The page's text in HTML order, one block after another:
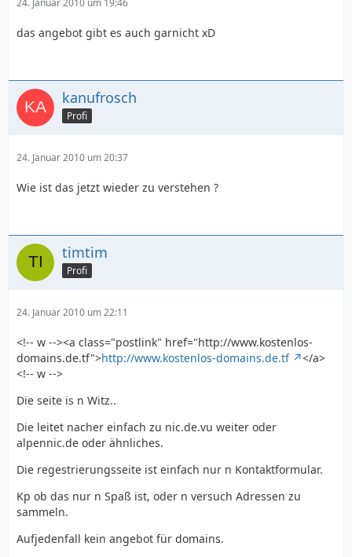
24. Januar 2010 um 19:46
das angebot gibt es auch garnicht xD
kanufrosch
Profi
24. Januar 2010 um 20:37
Wie ist das jetzt wieder zu verstehen ?
timtim
Profi
24. Januar 2010 um 22:11
<!-- w --><a class="postlink" href="http://www.kostenlos-
domains.de.tf">http://www.kostenlos-domains.de.tf
</a>
<!-- w -->
Die seite is n Witz..
Die leitet nacher einfach zu nic.de.vu weiter oder
alpennic.de oder ähnliches.
Die regestrierungsseite ist einfach nur n Kontaktformular.
Kp ob das nur n Spaß ist, oder n versuch Adressen zu
sammeln.
Aufjedenfall kein angebot für domains.